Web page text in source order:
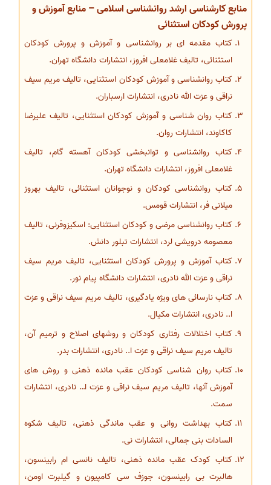
منابع کارشناسی ارشد روانشناسی اسلامی – منابع آموزش و
پرورش کودکان استثنائی
کتاب مقدمه ای بر روانشناسی و آموزش و پرورش کودکان
استثنائی، تالیف غلامعلی افروز، انتشارات دانشگاه تهران.
کتاب روانشناسی و آموزش کودکان استثنایی، تالیف مریم سیف
نراقی و عزت الله نادری، انتشارات ارسباران.
کتاب روان شناسی و آموزش کودکان استثنایی، تالیف علیرضا
کاکاوند، انتشارات روان.
کتاب روانشناسی و توانبخشی کودکان آهسته گام، تالیف
غلامعلی افروز، انتشارات دانشگاه تهران.
کتاب روانشناسی کودکان و نوجوانان استثنائی، تالیف بهروز
میلانی فر، انتشارات قومس.
کتاب روانشناسی مرضی و کودکان استثنایی: اسکیزوفرنی، تالیف
معصومه درویشی لرد، انتشارات تبلور دانش.
کتاب آموزش و پرورش کودکان استثنایی، تالیف مریم سیف
نراقی و عزت الله نادری، انتشارات دانشگاه پیام نور.
کتاب نارسائی های ویژه یادگیری، تالیف مریم سیف نراقی و عزت
ا.. نادری، انتشارات مکیال.
کتاب اختلالات رفتاری کودکان و روشهای اصلاح و ترمیم آن،
تالیف مریم سیف نراقی و عزت ا.. نادری، انتشارات بدر.
کتاب روان شناسی کودکان عقب مانده ذهنی و روش های
آموزش آنها، تالیف مریم سیف نراقی و عزت ا… نادری، انتشارات
سمت.
کتاب بهداشت روانی و عقب ماندگی ذهنی، تالیف شکوه
السادات بنی جمالی، انتشارات نی.
کتاب کودک عقب مانده ذهنی، تالیف نانسی ام رابینسون،
هالبرت بی رابینسون، جوزف سی کامپیون و گیلبرت اومن،